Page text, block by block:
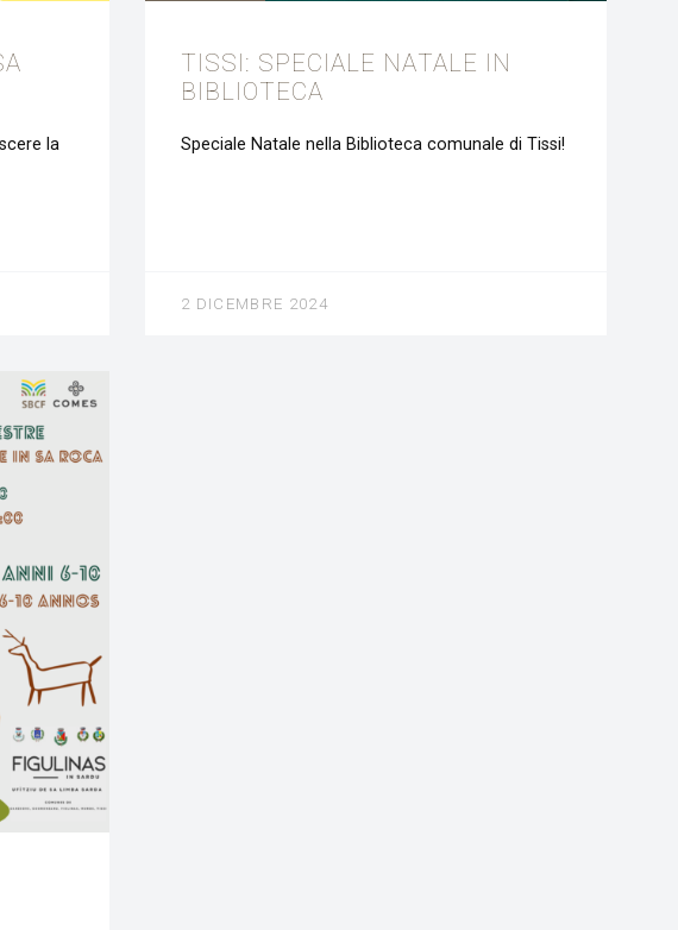
la
TISSI: SPECIALE NATALE IN
BIBLIOTECA
Speciale Natale nella Biblioteca comunale di Tissi!
2 DICEMBRE 2024